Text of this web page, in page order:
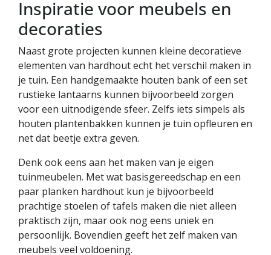
Inspiratie voor meubels en
decoraties
Naast grote projecten kunnen kleine decoratieve
elementen van hardhout echt het verschil maken in
je tuin. Een handgemaakte houten bank of een set
rustieke lantaarns kunnen bijvoorbeeld zorgen
voor een uitnodigende sfeer. Zelfs iets simpels als
houten plantenbakken kunnen je tuin opfleuren en
net dat beetje extra geven.
Denk ook eens aan het maken van je eigen
tuinmeubelen. Met wat basisgereedschap en een
paar planken hardhout kun je bijvoorbeeld
prachtige stoelen of tafels maken die niet alleen
praktisch zijn, maar ook nog eens uniek en
persoonlijk. Bovendien geeft het zelf maken van
meubels veel voldoening.